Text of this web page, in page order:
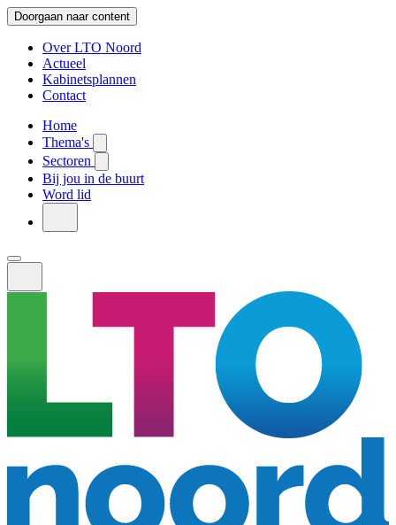
Doorgaan naar content
Over LTO Noord
Actueel
Kabinetsplannen
Contact
Home
Thema's
Sectoren
Bij jou in de buurt
Word lid